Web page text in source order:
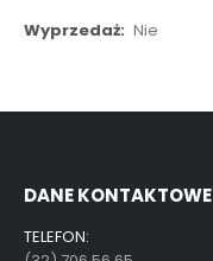
Więcej
Nie
DANE KONTAKTOWE
TELEFON: